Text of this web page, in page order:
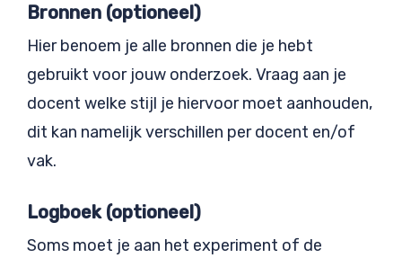
Bronnen (optioneel)
Hier benoem je alle bronnen die je hebt
gebruikt voor jouw onderzoek. Vraag aan je
docent welke stijl je hiervoor moet aanhouden,
dit kan namelijk verschillen per docent en/of
vak.
Logboek (optioneel)
Soms moet je aan het experiment of de